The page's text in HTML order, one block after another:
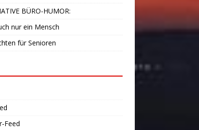
BÜRO-HUMOR:
nur ein Mensch
für Senioren
Feed